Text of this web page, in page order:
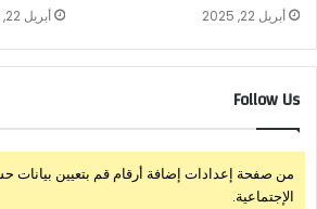
أبريل 22, 2025 أبريل 22, 2025
Follow Us
من صفحة إعدادات إضافة أرقام قم بتعيين بيانات
الإجتماعية.